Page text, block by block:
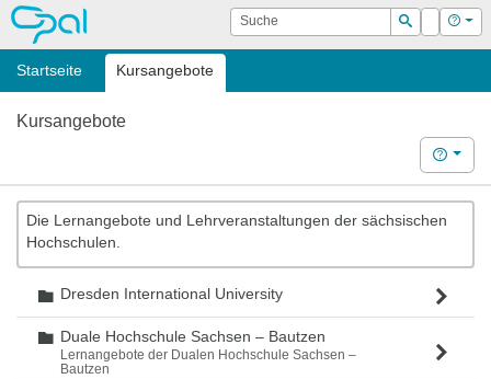
OPAL Suche
Suchen
Login Hilfe
Startseite Kursangebote
Kursangebote
Hilfe
Die Lernangebote und Lehrveranstaltungen der sächsischen
Hochschulen.
Ordner
Dresden International University
Ordner
Duale Hochschule Sachsen – Bautzen
Lernangebote der Dualen Hochschule Sachsen –
Bautzen